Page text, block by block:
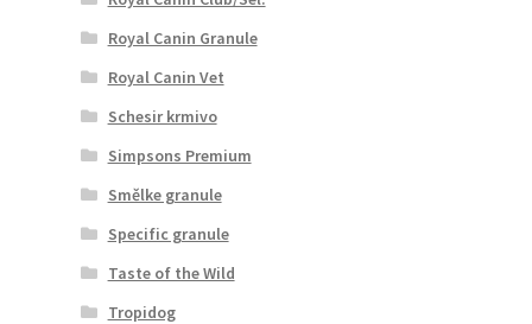
Royal Canin Granule
Royal Canin Vet
Schesir krmivo
Simpsons Premium
Smělke granule
Specific granule
Taste of the Wild
Tropidog